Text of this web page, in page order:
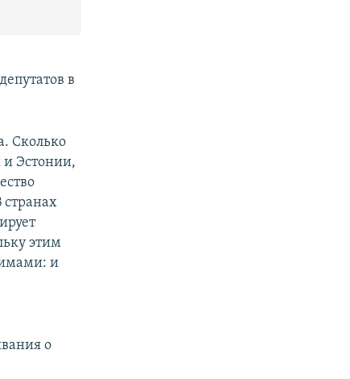
в
Сколько
и Эстонии,
странах
этим
и
о